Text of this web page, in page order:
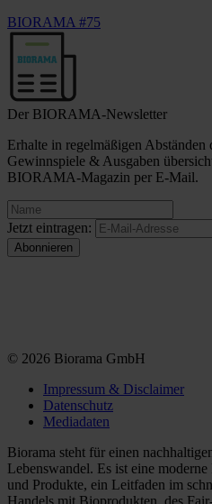
BIORAMA #75
Der BIORAMA-Newsletter
Erhalte in regelmäßigen
Gewinnspiele & Ausgaben
BIORAMA-Magazin per E-Mail.
Jetzt eintragen:
© 2026 Biorama GmbH
Impressum & Disclaimer
Datenschutz
Mediadaten
Biorama steht für einen
Lebenswandel. Es ist eine
und Produkte, ein Leitfaden im
Handels mit Bioprodukten, des